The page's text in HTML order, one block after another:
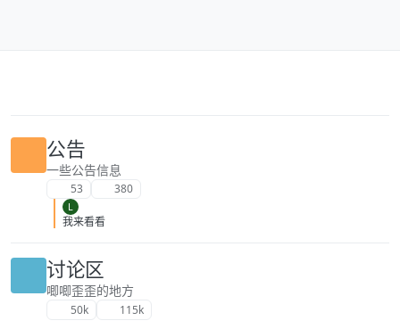
公告
一些公告信息
53 380
L
我来看看
讨论区
唧唧歪歪的地方
50k 115k